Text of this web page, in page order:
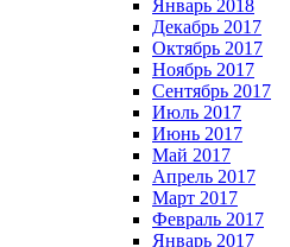
Январь 2018
Декабрь 2017
Октябрь 2017
Ноябрь 2017
Сентябрь 2017
Июль 2017
Июнь 2017
Май 2017
Апрель 2017
Март 2017
Февраль 2017
Январь 2017